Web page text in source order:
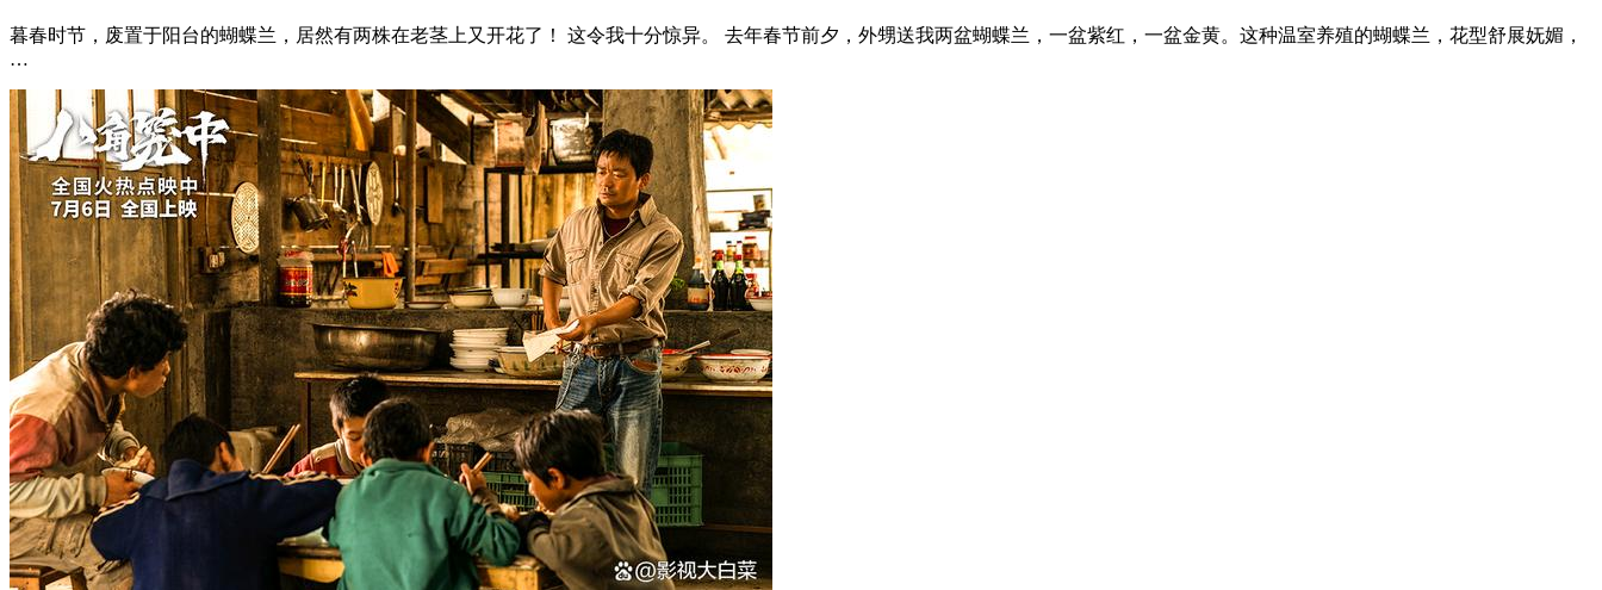
暮春时节，废置于阳台的蝴蝶兰，居然有两株在老茎上又开花了！ 这令我十分惊异。 去年春节前夕，外甥送我两盆蝴蝶兰，一盆紫红，一盆金黄。这种温室养殖的蝴蝶兰，花型舒展妩媚，
…